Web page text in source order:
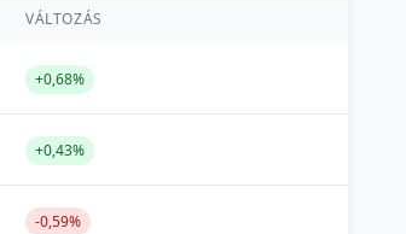
VÁLTOZÁS
+0,68%
+0,43%
-0,59%